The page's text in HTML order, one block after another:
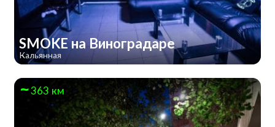
SMOKE на Виноградаре
Кальянная
363 км